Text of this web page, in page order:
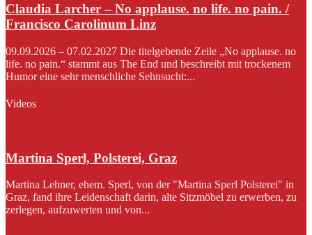
Claudia Larcher – No applause. no life. no pain. /
Francisco Carolinum Linz
09.09.2026 – 07.02.2027 Die titelgebende Zeile „No applause. no
life. no pain.“ stammt aus The End und beschreibt mit trockenem
Humor eine sehr menschliche Sehnsucht:...
Videos
Martina Sperl, Polsterei, Graz
Martina Lehner, ehem. Sperl, von der "Martina Sperl Polsterei" in
Graz, fand ihre Leidenschaft darin, alte Sitzmöbel zu erwerben, zu
zerlegen, aufzuwerten und von...